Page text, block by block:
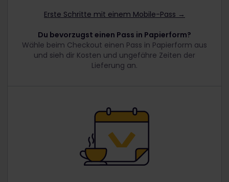
Erste Schritte mit einem Mobile-Pass →
Du bevorzugst einen Pass in Papierform?
Wähle beim Checkout einen Pass in Papierform aus
und sieh dir Kosten und ungefähre Zeiten der
Lieferung an.